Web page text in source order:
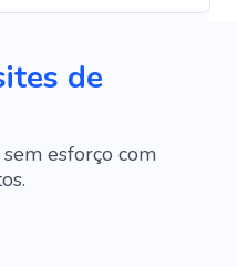
de
esforço com